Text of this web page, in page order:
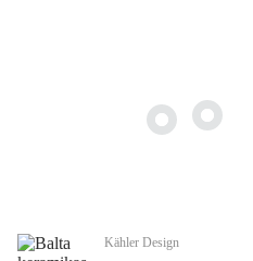
Kähler Design